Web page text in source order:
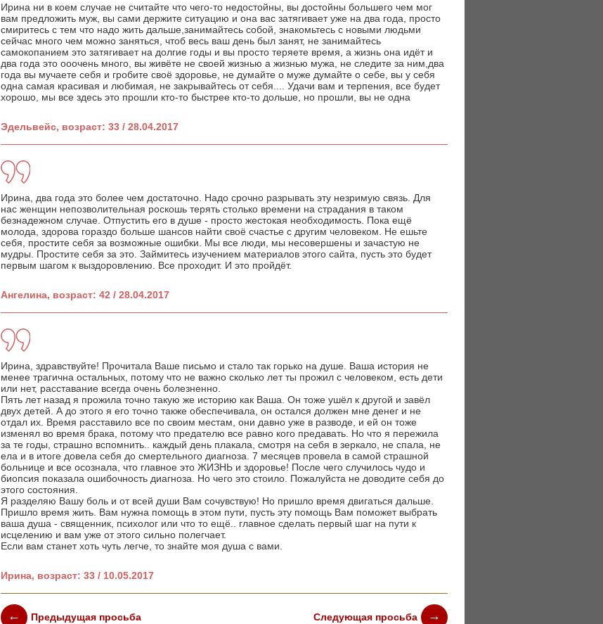
Ирина ни в коем случае не считайте что чего-то недостойны, вы достойны большего чем мог
вам предложить муж, вы сами держите ситуацию и она вас затягивает уже на два года, просто
смиритесь с тем что надо жить дальше,занимайтесь собой, знакомьтесь с новыми людьми
сейчас много чем можно заняться, чтоб весь ваш день был занят, не занимайтесь
самокопанием это затягивает на долгие годы и вы просто теряете время, а жизнь она идёт и
два года это ооочень много, вы живёте не своей жизнью а жизнью мужа, не следите за ним,два
года вы мучаете себя и гробите своё здоровье, не думайте о муже думайте о себе, вы у себя
одна самая красивая и любимая, не закрывайтесь от себя.... Удачи вам и терпения, все будет
хорошо, мы все здесь это прошли кто-то быстрее кто-то дольше, но прошли, вы не одна
Эдельвейс, возраст: 33 / 28.04.2017
Ирина, два года это более чем достаточно. Надо срочно разрывать эту незримую связь. Для
нас женщин непозволительная роскошь терять столько времени на страдания в таком
безнадежном случае. Отпустить его в душе - просто жестокая необходимость. Пока ещё
молода, здорова гораздо больше шансов найти своё счастье с другим человеком. Не ешьте
себя, простите себя за возможные ошибки. Мы все люди, мы несовершены и зачастую не
мудры. Простите себя за это. Займитесь изучением материалов этого сайта, пусть это будет
первым шагом к выздоровлению. Все проходит. И это пройдёт.
Ангелина, возраст: 42 / 28.04.2017
Ирина, здравствуйте! Прочитала Ваше письмо и стало так горько на душе. Ваша история не
менее трагична остальных, потому что не важно сколько лет ты прожил с человеком, есть дети
или нет, расставание всегда очень болезненно.
Пять лет назад я прожила точно такую же историю как Ваша. Он тоже ушёл к другой и завёл
двух детей. А до этого я его точно также обеспечивала, он остался должен мне денег и не
отдал их. Время расставило все по своим местам, они давно уже в разводе, и ей он тоже
изменял во время брака, потому что предателю все равно кого предавать. Но что я пережила
за те годы, страшно вспомнить.. каждый день плакала, смотря на себя в зеркало, не спала, не
ела и в итоге довела себя до смертельного диагноза. 7 месяцев провела в самой страшной
больнице и все осознала, что главное это ЖИЗНЬ и здоровье! После чего случилось чудо и
биопсия показала ошибочность диагноза. Но чего это стоило. Пожалуйста не доводите себя до
этого состояния.
Я разделяю Вашу боль и от всей души Вам сочувствую! Но пришло время двигаться дальше.
Пришло время жить. Вам нужна помощь в этом пути, пусть эту помощь Вам поможет выбрать
ваша душа - священник, психолог или что то ещё.. главное сделать первый шаг на пути к
исцелению и вам уже от этого сильно полегчает.
Если вам станет хоть чуть легче, то знайте моя душа с вами.
Ирина, возраст: 33 / 10.05.2017
Предыдущая просьба Следующая просьба